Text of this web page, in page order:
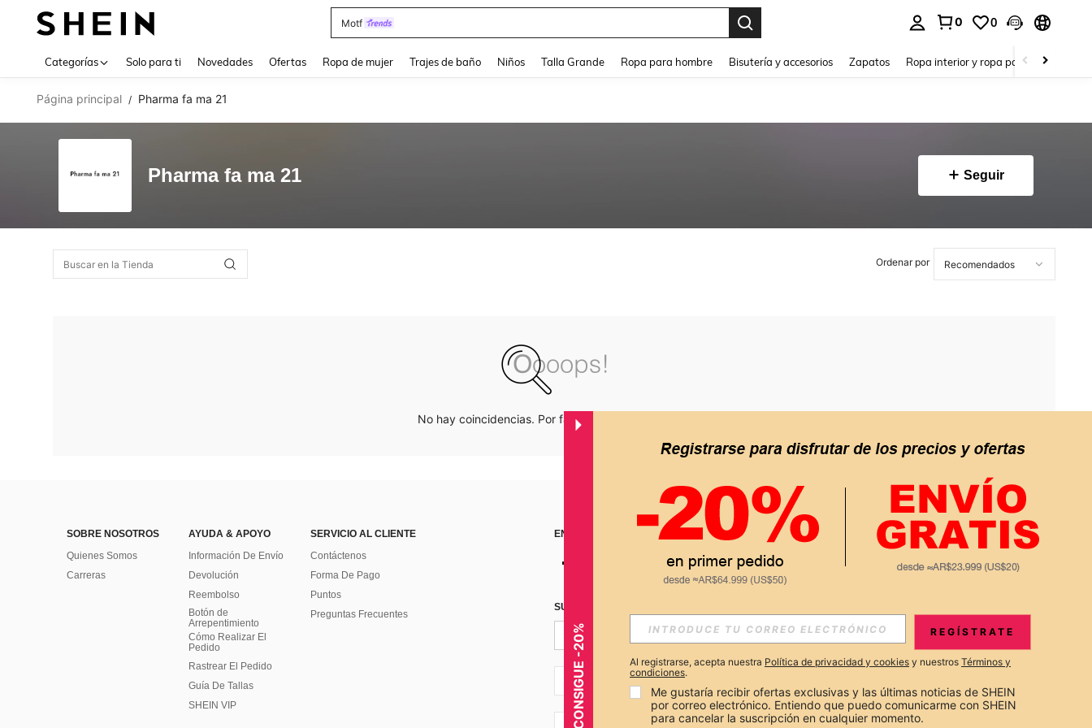
Motf
0 0
Categorías Solo para ti Novedades Ofertas Ropa de mujer Trajes de baño Niños Talla Grande Ropa para hombre Bisutería y accesorios Zapatos Ropa interior y ropa para dormir
Página principal / Pharma fa ma 21
Pharma fa ma 21 Seguir
Ordenar por
No hay coincidencias. Por favor inténtalo de nuevo.
SOBRE NOSOTROS
Quienes Somos
Carreras
AYUDA & APOYO
Información De Envío
Devolución
Reembolso
Botón de
Arrepentimiento
Cómo Realizar El
Pedido
Rastrear El Pedido
Guía De Tallas
SHEIN VIP
SERVICIO AL CLIENTE
Contáctenos
Forma De Pago
Puntos
Preguntas Frecuentes
ENCUÉNTRANOS EN APP
SUSCRÍBETE PARA RECIBIR OFERTAS EXCLUSIVAS, PROMOCIONES Y NOTICIAS DE SHEIN
Suscribir
AR + 54
CONSIGUE -20% REGÍSTRATE
Al registrarse, acepta nuestra Política de privacidad y cookies y nuestros Términos y
condiciones.
Me gustaría recibir ofertas exclusivas y las últimas noticias de SHEIN
por correo electrónico. Entiendo que puedo comunicarme con SHEIN
para cancelar la suscripción en cualquier momento.